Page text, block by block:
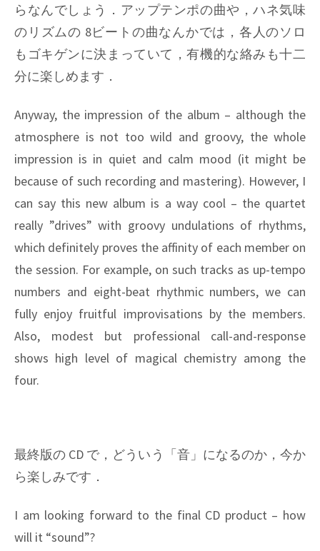
らなんでしょう．アップテンポの曲や，ハネ気味
のリズムの 8ビートの曲なんかでは，各人のソロ
もゴキゲンに決まっていて，有機的な絡みも十二
分に楽しめます．
Anyway, the impression of the album – although the
atmosphere is not too wild and groovy, the whole
impression is in quiet and calm mood (it might be
because of such recording and mastering). However, I
can say this new album is a way cool – the quartet
really ”drives” with groovy undulations of rhythms,
which definitely proves the affinity of each member on
the session. For example, on such tracks as up-tempo
numbers and eight-beat rhythmic numbers, we can
fully enjoy fruitful improvisations by the members.
Also, modest but professional call-and-response
shows high level of magical chemistry among the
four.
最終版の CD で，どういう「音」になるのか，今か
ら楽しみです．
I am looking forward to the final CD product – how
will it “sound”?